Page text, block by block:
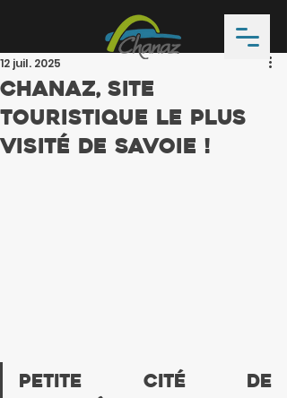
Chanaz, site
touristique le plus
visité de Savoie !
12 juil. 2025
Petite Cité de